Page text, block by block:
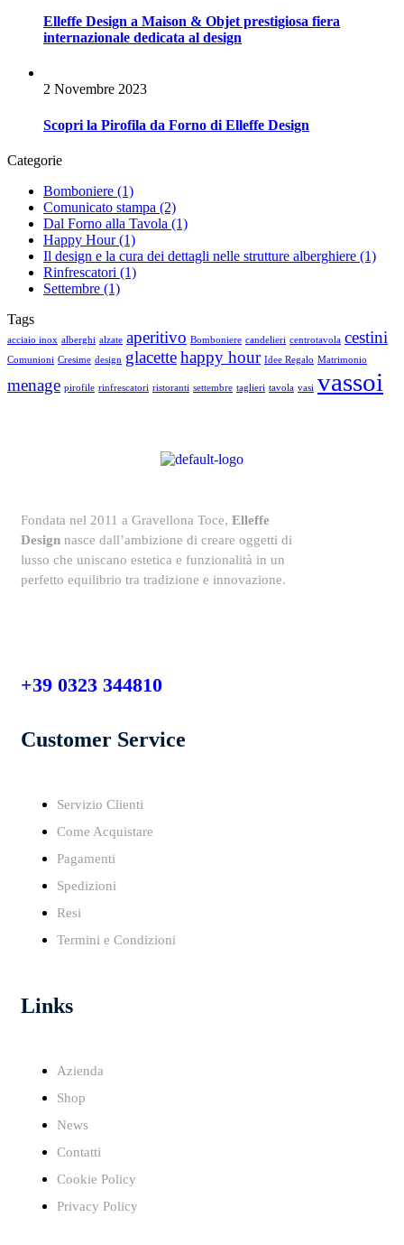
Elleffe Design a Maison & Objet prestigiosa fiera
internazionale dedicata al design
2 Novembre 2023
Scopri la Pirofila da Forno di Elleffe Design
Categorie
Bomboniere (1)
Comunicato stampa (2)
Dal Forno alla Tavola (1)
Happy Hour (1)
Il design e la cura dei dettagli nelle strutture alberghiere (1)
Rinfrescatori (1)
Settembre (1)
Tags
acciaio inox alberghi alzate aperitivo Bomboniere candelieri centrotavola cestini
Comunioni Cresime design glacettehappy hour Idee Regalo Matrimonio
menage pirofile rinfrescatori ristoranti settembre taglieri tavola vasi vassoi
Fondata nel 2011 a Gravellona Toce, Elleffe
Design nasce dall’ambizione di creare oggetti di
lusso che uniscano estetica e funzionalità in un
perfetto equilibrio tra tradizione e innovazione.
+39 0323 344810
Customer Service
Servizio Clienti
Come Acquistare
Pagamenti
Spedizioni
Resi
Termini e Condizioni
Links
Azienda
Shop
News
Contatti
Cookie Policy
Privacy Policy